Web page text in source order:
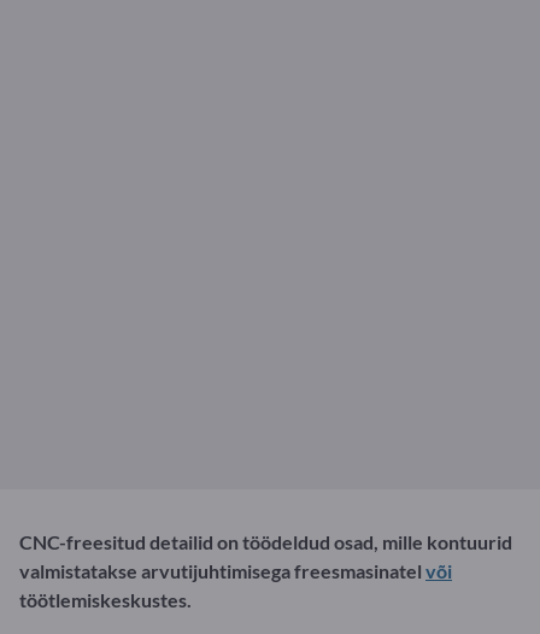
CNC-freesitud detailid on töödeldud osad, mille kontuurid
valmistatakse arvutijuhtimisega freesmasinatel või
töötlemiskeskustes.